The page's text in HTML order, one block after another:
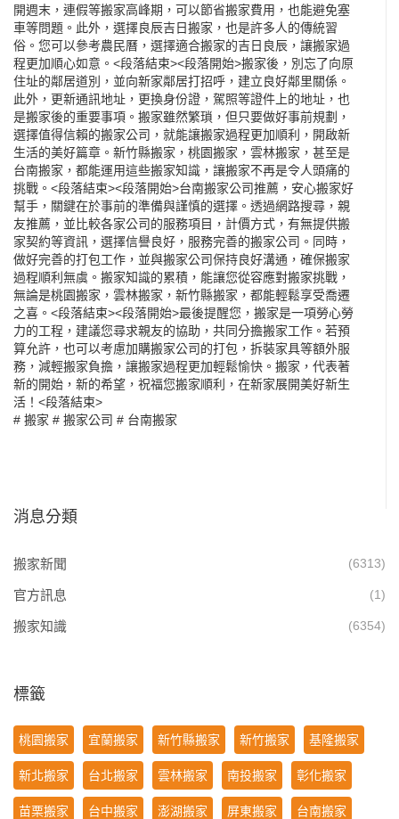
開週末，連假等搬家高峰期，可以節省搬家費用，也能避免塞
車等問題。此外，選擇良辰吉日搬家，也是許多人的傳統習
俗。您可以參考農民曆，選擇適合搬家的吉日良辰，讓搬家過
程更加順心如意。<段落結束><段落開始>搬家後，別忘了向原
住址的鄰居道別，並向新家鄰居打招呼，建立良好鄰里關係。
此外，更新通訊地址，更換身份證，駕照等證件上的地址，也
是搬家後的重要事項。搬家雖然繁瑣，但只要做好事前規劃，
選擇值得信賴的搬家公司，就能讓搬家過程更加順利，開啟新
生活的美好篇章。新竹縣搬家，桃園搬家，雲林搬家，甚至是
台南搬家，都能運用這些搬家知識，讓搬家不再是令人頭痛的
挑戰。<段落結束><段落開始>台南搬家公司推薦，安心搬家好
幫手，關鍵在於事前的準備與謹慎的選擇。透過網路搜尋，親
友推薦，並比較各家公司的服務項目，計價方式，有無提供搬
家契約等資訊，選擇信譽良好，服務完善的搬家公司。同時，
做好完善的打包工作，並與搬家公司保持良好溝通，確保搬家
過程順利無虞。搬家知識的累積，能讓您從容應對搬家挑戰，
無論是桃園搬家，雲林搬家，新竹縣搬家，都能輕鬆享受喬遷
之喜。<段落結束><段落開始>最後提醒您，搬家是一項勞心勞
力的工程，建議您尋求親友的協助，共同分擔搬家工作。若預
算允許，也可以考慮加購搬家公司的打包，拆裝家具等額外服
務，減輕搬家負擔，讓搬家過程更加輕鬆愉快。搬家，代表著
新的開始，新的希望，祝福您搬家順利，在新家展開美好新生
活！<段落結束>
# 搬家 # 搬家公司 # 台南搬家
消息分類
搬家新聞 (6313)
官方訊息 (1)
搬家知識 (6354)
標籤
桃園搬家 宜蘭搬家 新竹縣搬家 新竹搬家 基隆搬家
新北搬家 台北搬家 雲林搬家 南投搬家 彰化搬家
苗栗搬家 台中搬家 澎湖搬家 屏東搬家 台南搬家